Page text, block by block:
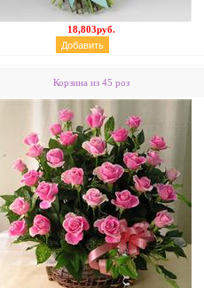
18,803руб.
Корзина из 45 роз